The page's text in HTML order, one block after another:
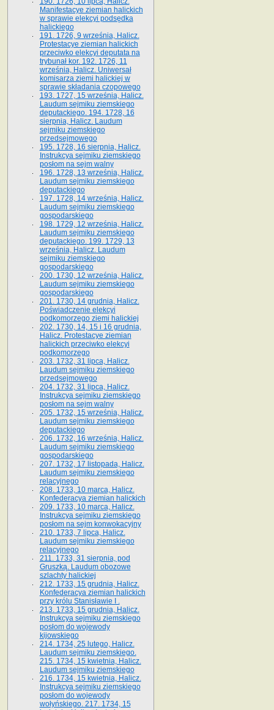
Manifestacye ziemian halickich
w sprawie elekcyi podsędka
halickiego
191. 1726, 9 września, Halicz.
Protestacye ziemian halickich
przeciwko elekcyi deputata na
trybunał kor. 192. 1726, 11
września, Halicz. Uniwersał
komisarza ziemi halickiej w
sprawie składania czopowego
193. 1727, 15 września, Halicz.
Laudum sejmiku ziemskiego
deputackiego. 194. 1728, 16
sierpnia, Halicz. Laudum
sejmiku ziemskiego
przedsejmowego
195. 1728, 16 sierpnia, Halicz.
Instrukcya sejmiku ziemskiego
posłom na sejm walny
196. 1728, 13 września, Halicz.
Laudum sejmiku ziemskiego
deputackiego
197. 1728, 14 września, Halicz.
Laudum sejmiku ziemskiego
gospodarskiego
198. 1729, 12 września, Halicz.
Laudum sejmiku ziemskiego
deputackiego. 199. 1729, 13
września, Halicz. Laudum
sejmiku ziemskiego
gospodarskiego
200. 1730, 12 września, Halicz.
Laudum sejmiku ziemskiego
gospodarskiego
201. 1730, 14 grudnia, Halicz.
Poświadczenie elekcyi
podkomorzego ziemi halickiej
202. 1730, 14, 15 i 16 grudnia,
Halicz. Protestacye ziemian
halickich przeciwko elekcyi
podkomorzego
203. 1732, 31 lipca, Halicz.
Laudum sejmiku ziemskiego
przedsejmowego
204. 1732, 31 lipca, Halicz.
Instrukcya sejmiku ziemskiego
posłom na sejm walny
205. 1732, 15 września, Halicz.
Laudum sejmiku ziemskiego
deputackiego
206. 1732, 16 września, Halicz.
Laudum sejmiku ziemskiego
gospodarskiego
207. 1732, 17 listopada, Halicz.
Laudum sejmiku ziemskiego
relacyjnego
208. 1733, 10 marca, Halicz.
Konfederacya ziemian halickich­
209. 1733, 10 marca, Halicz.
Instrukcya sejmiku ziemskiego
posłom na sejm konwokacyjny
210. 1733, 7 lipca, Halicz.
Laudum sejmiku ziemskiego
relacyjnego
211. 1733, 31 sierpnia, pod
Gruszką. Laudum obozowe
szlachty halickiej
212. 1733, 15 grudnia, Halicz.
Konfederacya ziemian halickich
przy królu Stanisławie I .
213. 1733, 15 grudnia, Halicz.
Instrukcya sejmiku ziemskiego
posłom do wojewody
kijowskiego
214. 1734, 25 lutego, Halicz.
Laudum sejmiku ziemskiego.
215. 1734, 15 kwietnia, Halicz.
Laudum sejmiku ziemskiego
216. 1734, 15 kwietnia, Halicz.
Instrukcya sejmiku ziemskiego
posłom do wojewody
wołyńskiego. 217. 1734, 15